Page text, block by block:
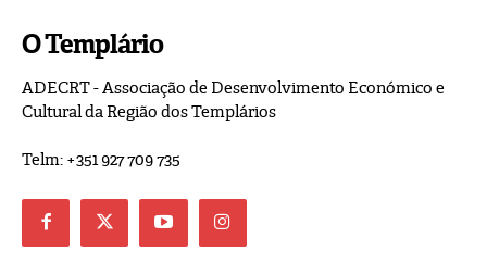
O Templário
ADECRT - Associação de Desenvolvimento Económico e
Cultural da Região dos Templários
Telm: +351 927 709 735